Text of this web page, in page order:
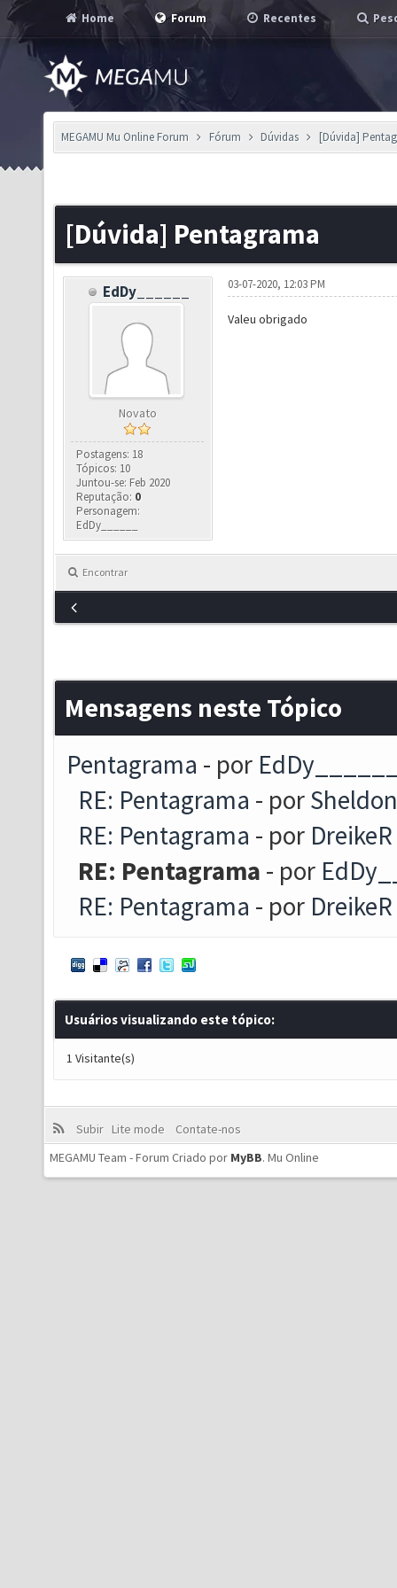
Home Forum Recentes
MEGAMU Mu Online Forum Fórum Dúvidas [Dúvida]
[Dúvida] Pentagrama
EdDy______
Novato
Postagens: 18
Tópicos: 10
Juntou-se: Feb 2020
Reputação: 0
Personagem:
EdDy______
03-07-2020, 12:03 PM
Valeu obrigado
Encontrar
Mensagens neste Tópico
Pentagrama - por
RE: Pentagrama - por
RE: Pentagrama - por DreikeR
RE: Pentagrama - por
RE: Pentagrama - por DreikeR
Usuários visualizando este tópico:
1 Visitante(s)
Subir Lite mode
Contate-nos
MEGAMU Team - Forum Criado por MyBB. Mu Online